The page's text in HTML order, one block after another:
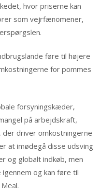
hvor priserne kan
som vejrfænomener,
føre til højere
for pommes
forsyningskæder,
på arbejdskraft,
der driver omkostningerne
at imødegå disse udsving
og globalt indkøb, men
og kan føre til